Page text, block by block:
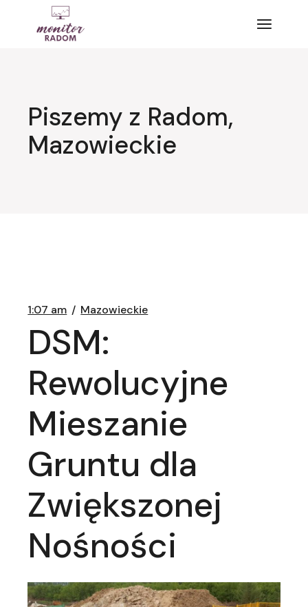
Piszemy z Radom,
Mazowieckie
1:07 am Mazowieckie
DSM:
Rewolucyjne
Mieszanie
Gruntu dla
Zwiększonej
Nośności